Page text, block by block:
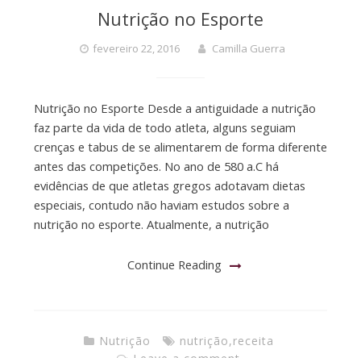
Nutrição no Esporte
fevereiro 22, 2016 Camilla Guerra
Nutrição no Esporte Desde a antiguidade a nutrição
faz parte da vida de todo atleta, alguns seguiam
crenças e tabus de se alimentarem de forma diferente
antes das competições. No ano de 580 a.C há
evidências de que atletas gregos adotavam dietas
especiais, contudo não haviam estudos sobre a
nutrição no esporte. Atualmente, a nutrição
Continue Reading
Nutrição nutrição,receita